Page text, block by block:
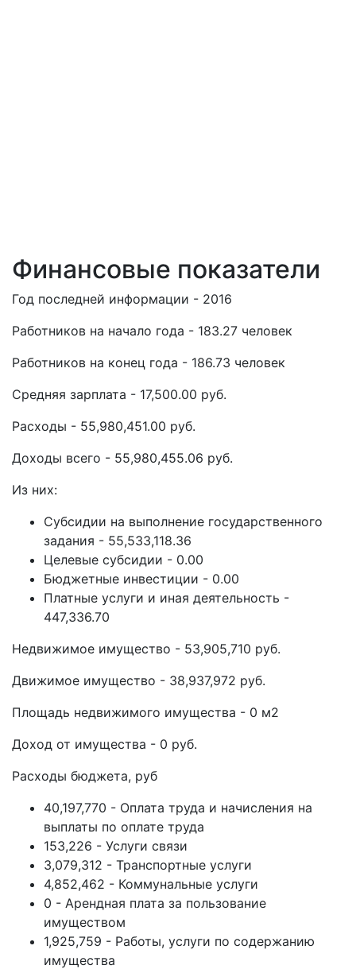
Финансовые показатели
Год последней информации - 2016
Работников на начало года - 183.27 человек
Работников на конец года - 186.73 человек
Средняя зарплата - 17,500.00 руб.
Расходы - 55,980,451.00 руб.
Доходы всего - 55,980,455.06 руб.
Из них:
Субсидии на выполнение государственного
задания - 55,533,118.36
Целевые субсидии - 0.00
Бюджетные инвестиции - 0.00
Платные услуги и иная деятельность -
447,336.70
Недвижимое имущество - 53,905,710 руб.
Движимое имущество - 38,937,972 руб.
Площадь недвижимого имущества - 0 м2
Доход от имущества - 0 руб.
Расходы бюджета, руб
40,197,770 - Оплата труда и начисления на
выплаты по оплате труда
153,226 - Услуги связи
3,079,312 - Транспортные услуги
4,852,462 - Коммунальные услуги
0 - Арендная плата за пользование
имуществом
1,925,759 - Работы, услуги по содержанию
имущества